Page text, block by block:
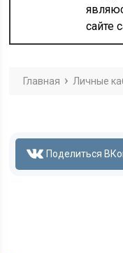
сайте
Главная Личные